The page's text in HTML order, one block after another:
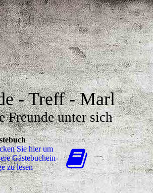
- Treff - Marl
Freunde unter sich
Sie hier um
Gäs­te­buch­ein­
zu lesen